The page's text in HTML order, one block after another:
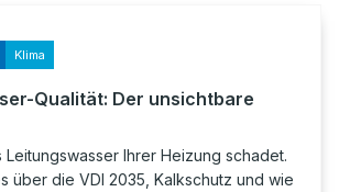
Klima
Qualität: Der unsichtbare
Leitungswasser Ihrer Heizung schadet.
über die VDI 2035, Kalkschutz und wie